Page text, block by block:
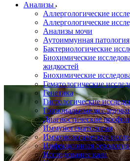
Анализы
Аллергологические
Аллергологические
Анализы мочи
Аутоиммунная патология
Бактериологические
Биохимические
жидкостей
Биохимические
Гематологические
Генетика
Гистологические
Гормональные
Диагностические
Иммуногематология
Иммунологические
Инфекционная серология
Исследование кала